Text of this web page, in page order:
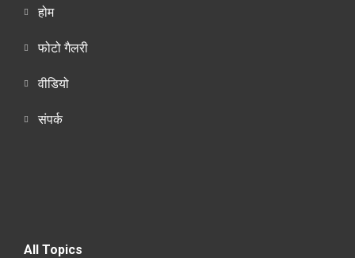
होम
फोटो गैलरी
वीडियो
संपर्क
All Topics